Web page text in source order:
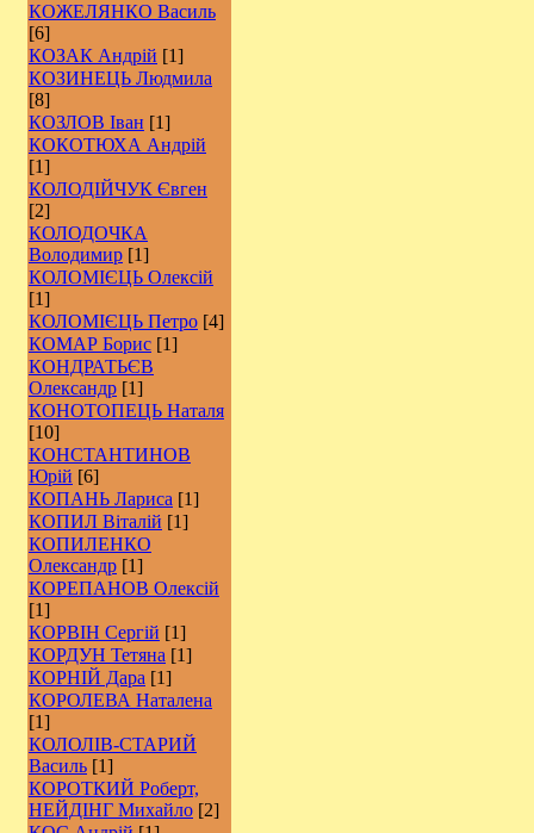
КОЖЕЛЯНКО Василь
[6]
КОЗАК Андрій [1]
КОЗИНЕЦЬ Людмила
[8]
КОЗЛОВ Іван [1]
КОКОТЮХА Андрій
[1]
КОЛОДІЙЧУК Євген
[2]
КОЛОДОЧКА
Володимир [1]
КОЛОМІЄЦЬ Олексій
[1]
КОЛОМІЄЦЬ Петро [4]
КОМАР Борис [1]
КОНДРАТЬЄВ
Олександр [1]
КОНОТОПЕЦЬ Наталя
[10]
КОНСТАНТИНОВ
Юрій [6]
КОПАНЬ Лариса [1]
КОПИЛ Віталій [1]
КОПИЛЕНКО
Олександр [1]
КОРЕПАНОВ Олексій
[1]
КОРВІН Сергій [1]
КОРДУН Тетяна [1]
КОРНІЙ Дара [1]
КОРОЛЕВА Наталена
[1]
КОЛОЛІВ-СТАРИЙ
Василь [1]
КОРОТКИЙ Роберт,
НЕЙДІНГ Михайло [2]